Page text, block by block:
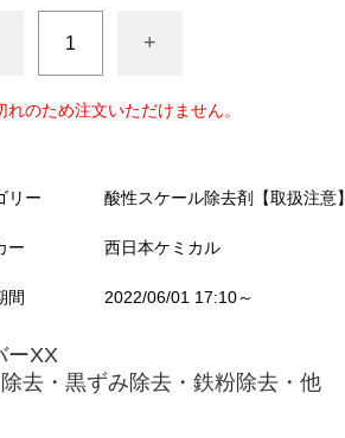
+
れのため注文いただけません。
リー 酸性スケール除去剤【取扱注意】
ー 西日本ケミカル
間 2022/06/01 17:10～
ーXX
去・黒ずみ除去・鉄粉除去・他